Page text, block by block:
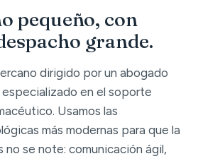
pequeño, con
grande.
dirigido por un abogado
en el soporte
Usamos las
más modernas para que la
no se note: comunicación ágil,